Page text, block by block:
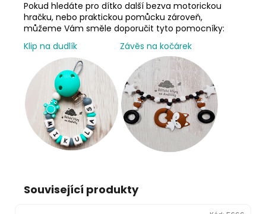
Pokud hledáte pro dítko další bezva motorickou
hračku, nebo praktickou pomůcku zároveň,
můžeme Vám směle doporučit tyto pomocníky:
Klip na dudlík
Závěs na kočárek
Související produkty